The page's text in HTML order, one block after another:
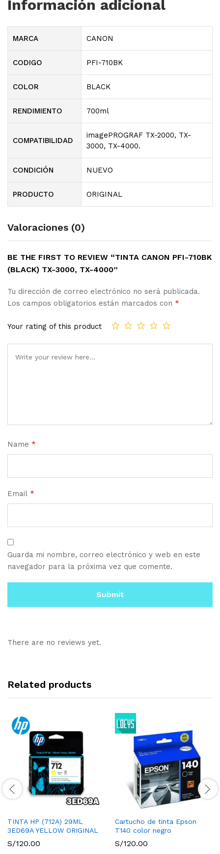
Información adicional
MARCA CANON
CODIGO PFI-710BK
COLOR BLACK
RENDIMIENTO 700ml
COMPATIBILIDAD
imagePROGRAF TX-2000, TX-
3000, TX-4000.
CONDICIÓN NUEVO
PRODUCTO ORIGINAL
Valoraciones (0)
BE THE FIRST TO REVIEW “TINTA CANON PFI-710BK
(BLACK) TX-3000, TX-4000”
Tu dirección de correo electrónico no será publicada.
Los campos obligatorios están marcados con *
Your rating of this product
Name *
Email *
Guarda mi nombre, correo electrónico y web en este
navegador para la próxima vez que comente.
There are no reviews yet.
Related products
TINTA HP (712A) 29ML
3ED69A YELLOW ORIGINAL
S/120.00
Cartucho de tinta Epson
T140 color negro
S/120.00